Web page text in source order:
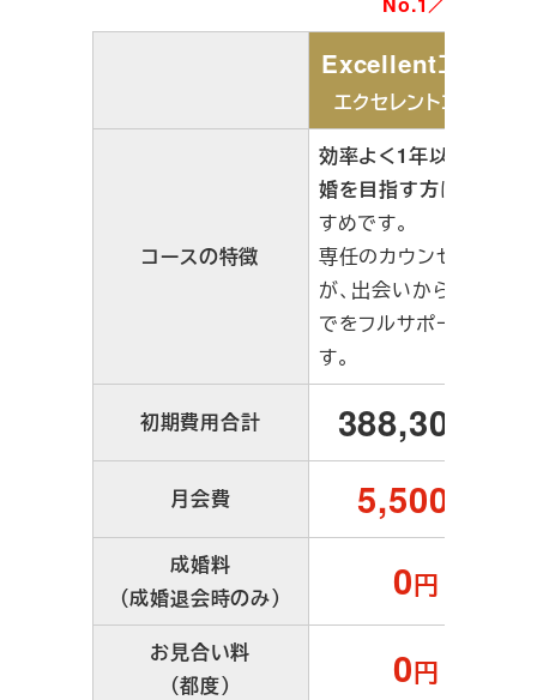
Excellentコース
エクセレントコース
コースの特徴
効率よく1年以内の成
婚を目指す方におす
すめです。
専任のカウンセラー
が、出会いから成婚ま
でをフルサポートしま
す。
初期費用合計 388,300
月会費 5,500
成婚料
（成婚退会時のみ）
0円
お見合い料
（都度）
0円